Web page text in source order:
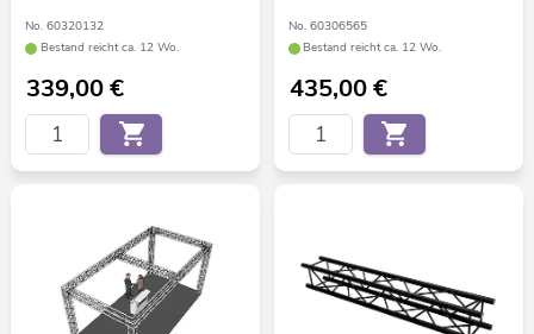
No. 60320132
Bestand reicht ca. 12 Wo.
339,00€
No. 60306565
Bestand reicht ca. 12 Wo.
435,00€